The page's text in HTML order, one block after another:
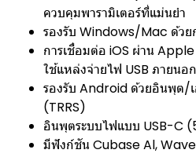
ควบคุมพารามิเตอร์ที่แม่นยำ
รองรับ Windows/Mac ด้วย
การเชื่อมต่อ iOS ผ่าน
ใช้แหล่งจ่ายไฟ USB ภายนอ
รองรับ Android ด้วยอินพุต/
(TRRS)
อินพุตระบบไฟแบบ USB-C
มีฟังก์ชัน Cubase Al,